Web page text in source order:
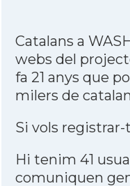
Catalans a
webs del
fa 21 anys que
milers de
Si vols registrar-
Hi tenim 41
comuniquen